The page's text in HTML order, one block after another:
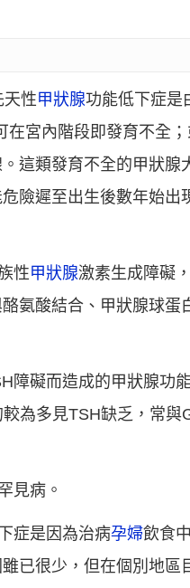
天性甲狀腺功能低下症是
宮內階段即發育不全
這類發育不全的甲狀腺
險遲至出生後數年始
性甲狀腺激素生成障礙
氨酸結合、甲狀腺球
障礙而造成的甲狀腺功
為多見TSH缺乏，常
見病。
症是因為治病孕婦飲食
已很少，但在個別地區